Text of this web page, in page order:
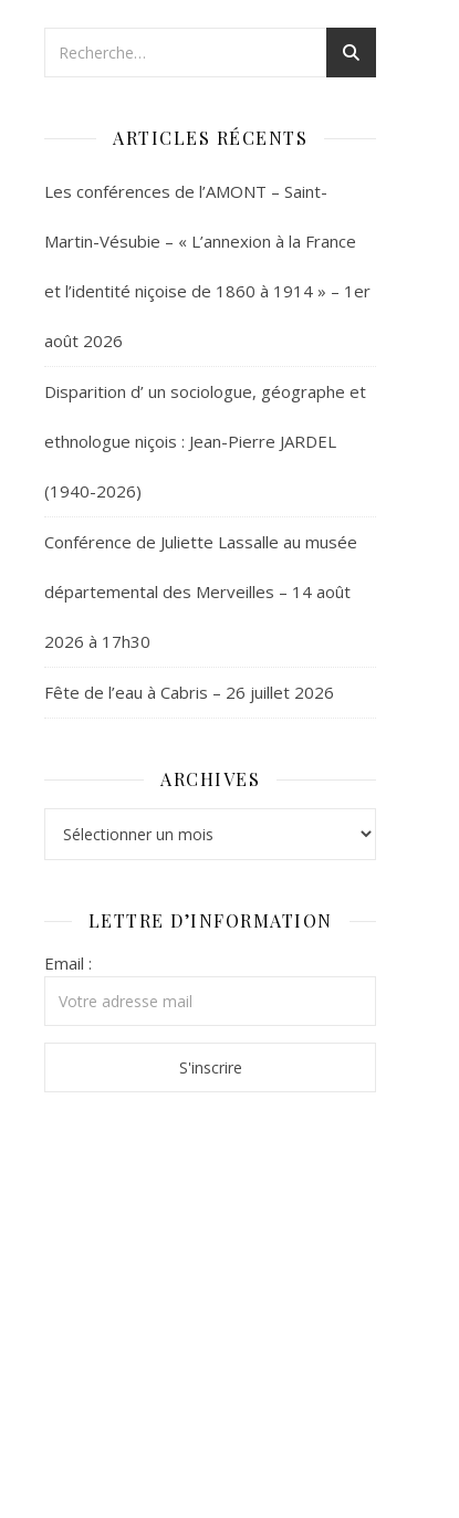
ARTICLES RÉCENTS
Les conférences de l’AMONT – Saint-
Martin-Vésubie – « L’annexion à la France
et l’identité niçoise de 1860 à 1914 » – 1er
août 2026
Disparition d’ un sociologue, géographe et
ethnologue niçois : Jean-Pierre JARDEL
(1940-2026)
Conférence de Juliette Lassalle au musée
départemental des Merveilles – 14 août
2026 à 17h30
Fête de l’eau à Cabris – 26 juillet 2026
ARCHIVES
LETTRE D’INFORMATION
Email :